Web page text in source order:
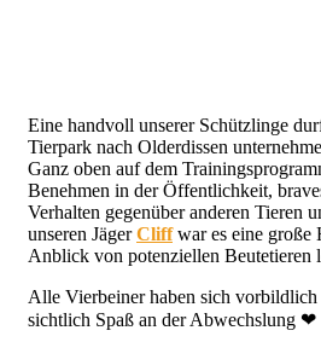
Eine handvoll unserer Schützlinge
Tierpark nach Olderdissen
Ganz oben auf dem
Benehmen in der Öffentlichkeit,
Verhalten gegenüber anderen Tieren
unseren JägerCliffwar es eine große
Anblick von potenziellen Beutetieren
Alle Vierbeiner haben sich vorbildlich
sichtlich Spaß an der Abwechslung ❤